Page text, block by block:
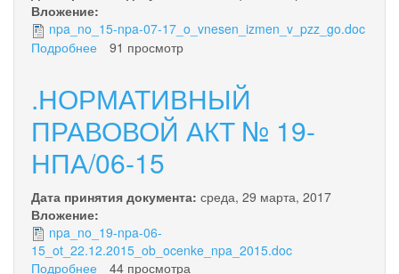
на
2022
год
на
плановый
период
2023
и
2024
годов"
Вложение:
npa_no_15-npa-07-17_o_vnesen_izmen_v_pzz_go.doc
Подробнее
изменений
нормативный
правовой
акт
12.12.2011
№
11/05
Правила
91 просмотр
.НОРМАТИВНЫЙ
ПРАВОВОЙ АКТ № 19-
НПА/06-15
Дата принятия документа: среда, 29 марта, 2017
Вложение:
npa_no_19-npa-06-
15_ot_22.12.2015_ob_ocenke_npa_2015.doc
Подробнее
44 просмотра